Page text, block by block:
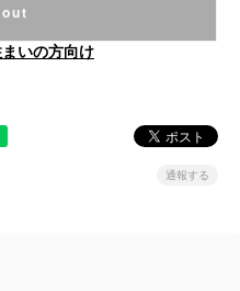
いの方向け
通報する